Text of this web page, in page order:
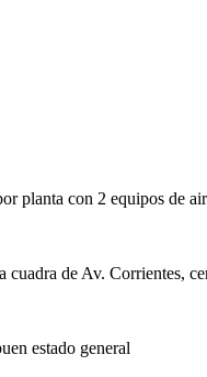
planta con 2 equipos de
cuadra de Av. Corrientes,
estado general